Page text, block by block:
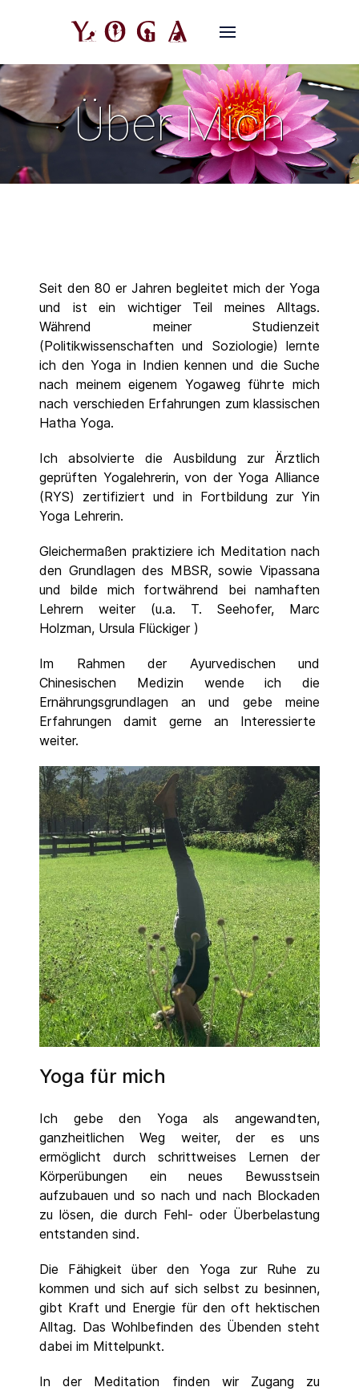
Über Mich
Seit den 80 er Jahren begleitet mich der Yoga
und ist ein wichtiger Teil meines Alltags.
Während meiner Studienzeit
(Politikwissenschaften und Soziologie) lernte
ich den Yoga in Indien kennen und die Suche
nach meinem eigenem Yogaweg führte mich
nach verschieden Erfahrungen zum klassischen
Hatha Yoga.
Ich absolvierte die Ausbildung zur Ärztlich
geprüften Yogalehrerin, von der Yoga Alliance
(RYS) zertifiziert und in Fortbildung zur Yin
Yoga Lehrerin.
Gleichermaßen praktiziere ich Meditation nach
den Grundlagen des MBSR, sowie Vipassana
und bilde mich fortwährend bei namhaften
Lehrern weiter (u.a. T. Seehofer, Marc
Holzman, Ursula Flückiger )
Im Rahmen der Ayurvedischen und
Chinesischen Medizin wende ich die
Ernährungsgrundlagen an und gebe meine
Erfahrungen damit gerne an Interessierte
weiter.
Yoga für mich
Ich gebe den Yoga als angewandten,
ganzheitlichen Weg weiter, der es uns
ermöglicht durch schrittweises Lernen der
Körperübungen ein neues Bewusstsein
aufzubauen und so nach und nach Blockaden
zu lösen, die durch Fehl- oder Überbelastung
entstanden sind.
Die Fähigkeit über den Yoga zur Ruhe zu
kommen und sich auf sich selbst zu besinnen,
gibt Kraft und Energie für den oft hektischen
Alltag. Das Wohlbefinden des Übenden steht
dabei im Mittelpunkt.
In der Meditation finden wir Zugang zu